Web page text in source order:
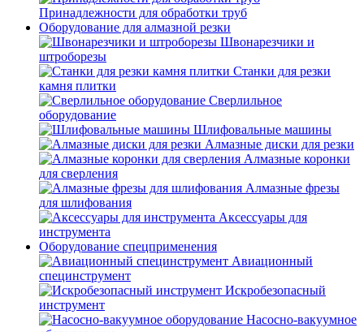
Принадлежности для обработки труб
Оборудование для алмазной резки
Швонарезчики и
штроборезы
Станки для резки
камня плитки
Сверлильное
оборудование
Шлифовальные машины
Алмазные диски для резки
Алмазные коронки
для сверления
Алмазные фрезы
для шлифования
Аксессуары для
инструмента
Оборудование спецприменения
Авиационный
специнструмент
Искробезопасный
инструмент
Насосно-вакуумное